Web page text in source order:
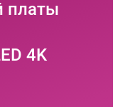
платы
4K